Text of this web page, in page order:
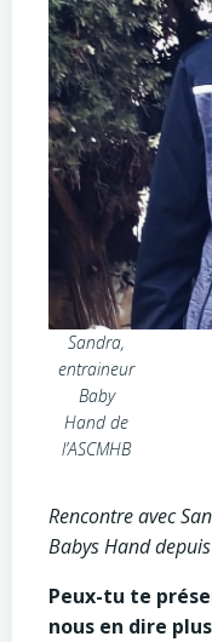
Sandra,
entraineur
Baby
Hand de
l’ASCMHB
Rencontre avec
Babys Hand
Peux-tu te
nous en dire